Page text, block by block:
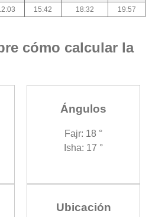
15:42 18:32 19:57
cómo calcular la
Ángulos
Fajr: 18 °
Isha: 17 °
Ubicación